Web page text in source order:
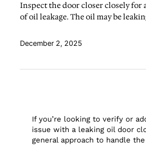
Inspect the door closer closely for
of oil leakage. The oil may be
December 2, 2025
If you’re looking to verify or
issue with a leaking oil door
general approach to handle